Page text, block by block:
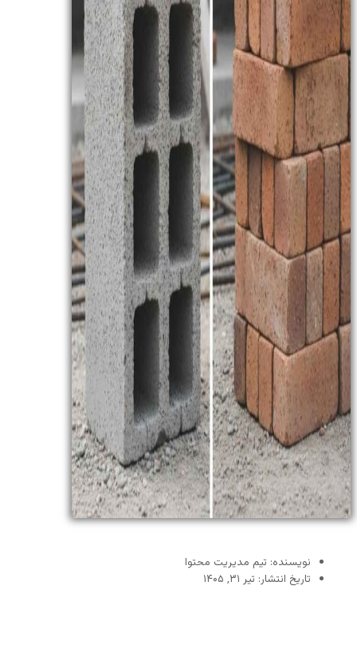
نویسنده: تیم مدیریت محتوا
تاریخ انتشار: تیر ۳۱, ۱۴۰۵